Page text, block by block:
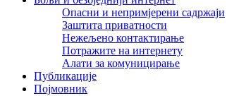
Опасни и непримјерени садржаји
Заштита приватности
Нежељено контактирање
Потражите на интернету
Алати за комуницирање
Публикације
Појмовник